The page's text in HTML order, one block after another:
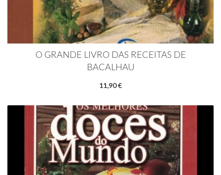
O GRANDE LIVRO DAS RECEITAS DE
BACALHAU
11,90 €